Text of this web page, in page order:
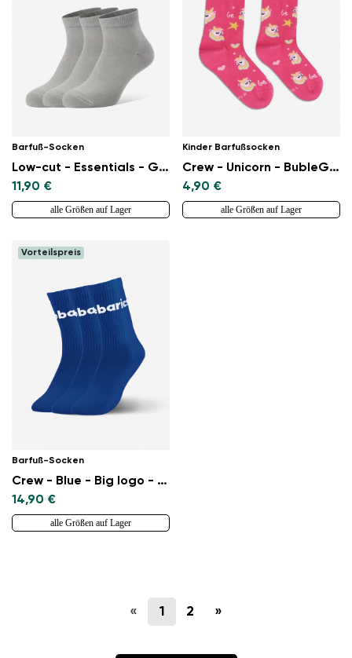
Barfuß-Socken
Low-cut - Essentials - Grey - 3 pack
11,90 €
alle Größen auf Lager
Kinder Barfußsocken
Crew - Unicorn - BubleGum Pink
4,90 €
alle Größen auf Lager
Vorteilspreis
Barfuß-Socken
Crew - Blue - Big logo - 3 pack
14,90 €
alle Größen auf Lager
« 1 2 »